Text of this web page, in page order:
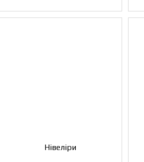
Нівеліри